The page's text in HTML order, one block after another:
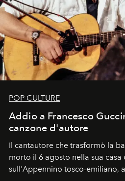
POP CULTURE
Addio a Francesco
canzone d'autore
Il cantautore che trasformò la
morto il 6 agosto nella sua casa
sull'Appennino tosco-emiliano,